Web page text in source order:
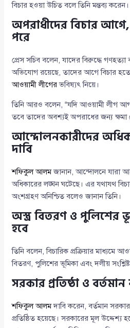
বিচার হওয়া উচিত বলে তিনি মন্তব্য করেন।
অপরাধীদের বিচার
পরে
প্রেস সচিব বলেন, যাদের বিরুদ্ধে
অভিযোগ রয়েছে, তাদের আগে বিচার
আওয়ামী লীগেরভবিষ্যৎ নিয়ে।
তিনি আরও বলেন, “যদি আওয়ামী লীগ
তবে তাদের অবশ্যই অপরাধের জন্য
আন্দোলনকারীদের
দাবি
শফিকুল আলমজানান, আন্দোলনে যারা
অধিকারের লঙ্ঘন ঘটেছে। এর যথাযথ
অংশগ্রহণ অনিশ্চিত বলেও জানান তিনি।
অস্ত্র বিতরণ ও পুলিশের
হবে
তিনি বলেন, বিচারিক প্রক্রিয়ার মাধ্যমে
বিতরণ, পুলিশের ভূমিকা এবং দলীয়
সরকার প্রতিষ্ঠা ও বর্তমান
শফিকুল আলমদাবি করেন, বর্তমান
প্রতিষ্ঠিত হয়েছে। সরকারের মূল উদ্দেশ্য